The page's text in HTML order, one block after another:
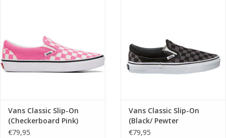
Vans Classic Slip-On
(Checkerboard Pink)
VN000D6YFRQ1
€79,95
Vans Classic Slip-On
(Black/ Pewter
Checkerboard)
€79,95